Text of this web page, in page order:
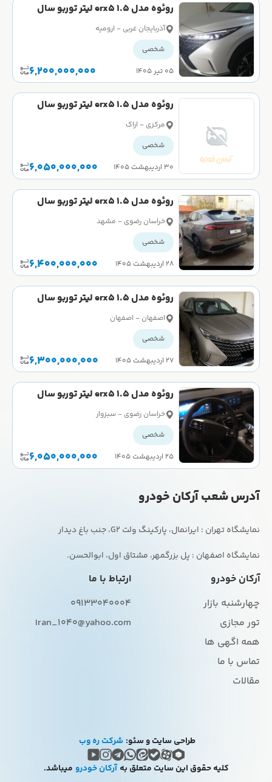
روئوه مدل erx5 1.5 لیتر توربو سال
2023 صفر
آذربایجان غربی - ارومیه
شخصی
۰۵ تیر ۱۴۰۵
6,200,000,000
روئوه مدل erx5 1.5 لیتر توربو سال
2023 کارکرده
مرکزی - اراک
شخصی
۳۰ اردیبهشت ۱۴۰۵
6,050,000,000
روئوه مدل erx5 1.5 لیتر توربو سال
2023 کارکردهخراسان رضوی - مشهد
شخصی
۲۸ اردیبهشت ۱۴۰۵
6,400,000,000
روئوه مدل erx5 1.5 لیتر توربو سال
2023 صفراصفهان - اصفهان
شخصی
۲۷ اردیبهشت ۱۴۰۵
6,300,000,000
روئوه مدل erx5 1.5 لیتر توربو سال
2023 صفرخراسان رضوی - سبزوار
شخصی
۲۵ اردیبهشت ۱۴۰۵
6,050,000,000
آدرس شعب آرکان خودرو
نمایشگاه اصفهان : پل بزرگمهر، مشتاق اول، ابوالحسن.
آرکان خودرو
چهارشنبه بازار
تور مجازی
همه اگهی ها
تماس با ما
مقالات
ارتباط با ما
09133040004
Iran_1040@yahoo.com
طراحی سایت و سئو: شرکت ره وب
کلیه حقوق این سایت متعلق به آرکان خودرو میباشد.